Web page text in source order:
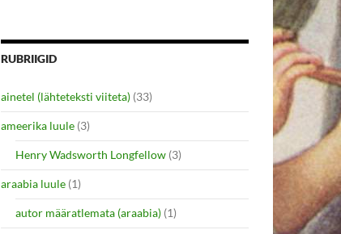
RUBRIIGID
ainetel (lähteteksti viiteta) (33)
ameerika luule (3)
Henry Wadsworth Longfellow (3)
araabia luule (1)
autor määratlemata (araabia) (1)